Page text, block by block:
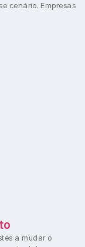
cenário. Empresas
a mudar o